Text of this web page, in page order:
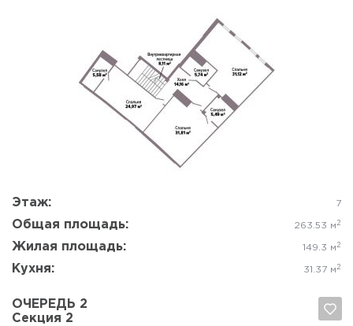
Этаж: 7
Общая площадь: 263.53 м 2
Жилая площадь: 149.3 м 2
Кухня: 31.37 м 2
Да, удалить Отмена
ОЧЕРЕДЬ 2
Секция 2